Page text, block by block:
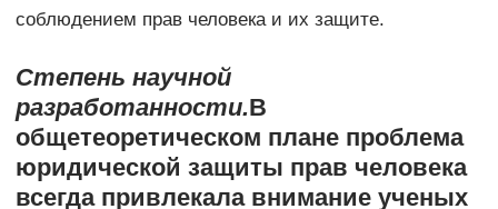
соблюдением прав человека и их защите.
Степень научной
разработанности.В
общетеоретическом плане проблема
юридической защиты прав человека
всегда привлекала внимание ученых